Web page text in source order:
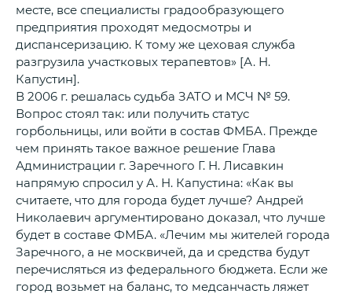
месте, все специалисты градообразующего
предприятия проходят медосмотры и
диспансеризацию. К тому же цеховая служба
разгрузила участковых терапевтов» [А. Н.
Капустин].
В 2006 г. решалась судьба ЗАТО и МСЧ № 59.
Вопрос стоял так: или получить статус
горбольницы, или войти в состав ФМБА. Прежде
чем принять такое важное решение Глава
Администрации г. Заречного Г. Н. Лисавкин
напрямую спросил у А. Н. Капустина: «Как вы
считаете, что для города будет лучше? Андрей
Николаевич аргументировано доказал, что лучше
будет в составе ФМБА. «Лечим мы жителей города
Заречного, а не москвичей, да и средства будут
перечисляться из федерального бюджета. Если же
город возьмет на баланс, то медсанчасть ляжет